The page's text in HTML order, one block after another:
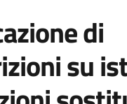
di
su